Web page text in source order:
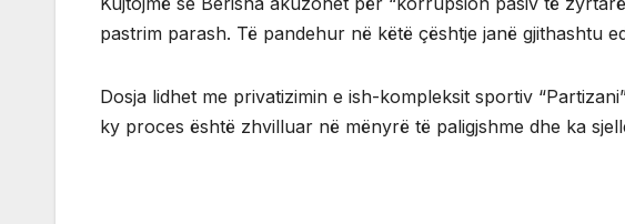
pastrim parash. Të pandehur në këtë çështje janë gjithashtu
Dosja lidhet me privatizimin e ish-kompleksit sportiv
ky proces është zhvilluar në mënyrë të paligjshme dhe ka